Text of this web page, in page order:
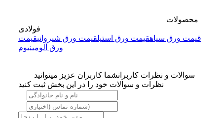
محصولات
فولادی
قیمت ورق سیاهقیمت ورق استیلقیمت ورق شیروانیقیمت
ورق آلومینیوم
سوالات و نظرات کاربرانشما کاربران عزیز میتوانید
نظرات و سوالات خود را در این بخش ثبت کنید